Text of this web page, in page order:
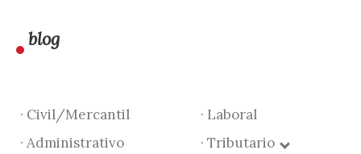
blog
· Civil/Mercantil
· Laboral
· Administrativo
· Tributario